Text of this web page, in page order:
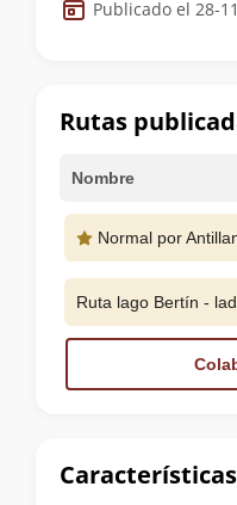
de
cumbre
Publicado el 28-
Rutas
Nombre
Normal por
Ruta lago Bertín -